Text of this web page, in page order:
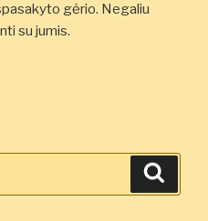
gėrio. Negaliu
su jumis.